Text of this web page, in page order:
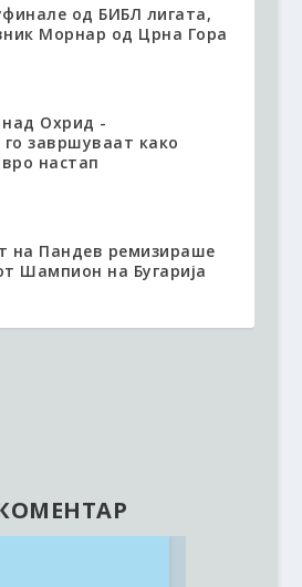
од БИБЛ лигата,
Морнар од Црна Гора
Охрид -
завршуваат како
настап
на Пандев ремизираше
Шампион на Бугарија